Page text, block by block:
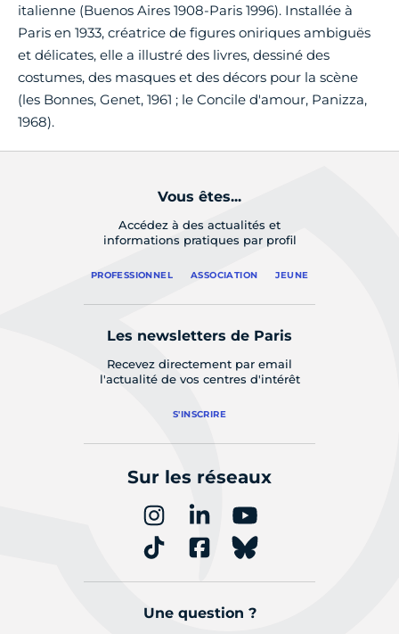
italienne (Buenos Aires 1908-Paris 1996). Installée à
Paris en 1933, créatrice de figures oniriques ambiguës
et délicates, elle a illustré des livres, dessiné des
costumes, des masques et des décors pour la scène
(les Bonnes, Genet, 1961 ; le Concile d'amour, Panizza,
1968).
Vous êtes...
Accédez à des actualités et
informations pratiques par profil
PROFESSIONNEL ASSOCIATION JEUNE
Les newsletters de Paris
Recevez directement par email
l'actualité de vos centres d'intérêt
S'INSCRIRE
Sur les réseaux
Une question ?